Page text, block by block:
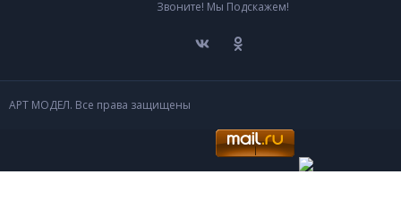
Звоните! Мы Подскажем!
АРТ МОДЕЛ. Все права защищены